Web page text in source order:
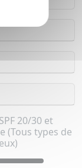
20/30 et
(Tous types de